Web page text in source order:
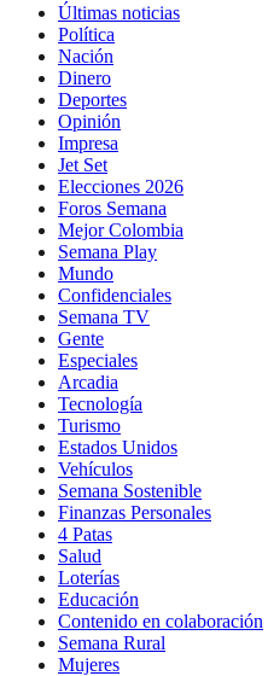
Últimas noticias
Política
Nación
Dinero
Deportes
Opinión
Impresa
Jet Set
Elecciones 2026
Foros Semana
Mejor Colombia
Semana Play
Mundo
Confidenciales
Semana TV
Gente
Especiales
Arcadia
Tecnología
Turismo
Estados Unidos
Vehículos
Semana Sostenible
Finanzas Personales
4 Patas
Salud
Loterías
Educación
Contenido en colaboración
Semana Rural
Mujeres